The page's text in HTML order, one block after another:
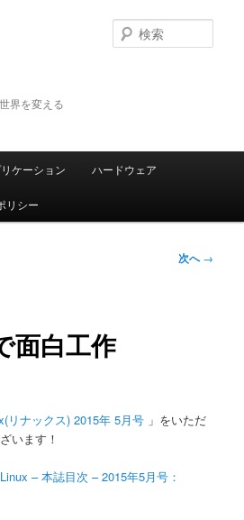
界を変える
索
ケーション ハードウェア
リシー
次へ→
面白工作
リナックス) 2015年 5月号 」をいただ
います！
– 本誌目次 – 2015年5月号：